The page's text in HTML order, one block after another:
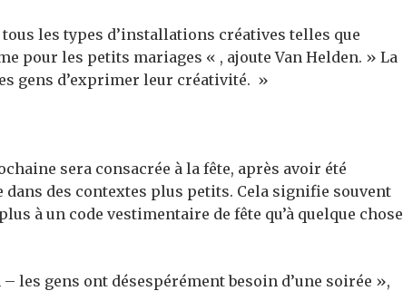
les types d’installations créatives telles que
pour les petits mariages « , ajoute Van Helden. » La
gens d’exprimer leur créativité. »
sera consacrée à la fête, après avoir été
des contextes plus petits. Cela signifie souvent
à un code vestimentaire de fête qu’à quelque chose
– les gens ont désespérément besoin d’une soirée »,